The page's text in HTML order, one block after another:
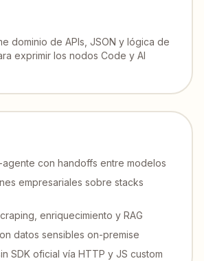
dominio de APIs, JSON y lógica de
exprimir los nodos Code y AI
agente con handoffs entre modelos
empresariales sobre stacks
enriquecimiento y RAG
datos sensibles on-premise
SDK oficial vía HTTP y JS custom